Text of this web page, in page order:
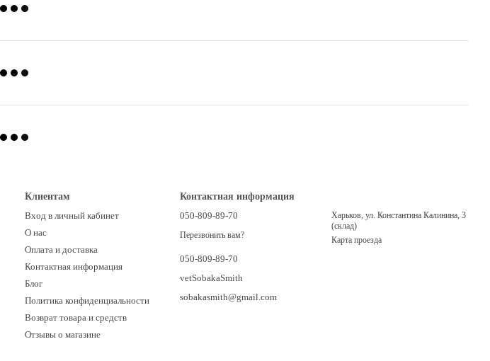
Клиентам
Вход в личный кабинет
О нас
Оплата и доставка
Контактная информация
Блог
Политика конфиденциальности
Возврат товара и средств
Отзывы о магазине
Контактная информация
050-809-89-70
Перезвонить вам?
050-809-89-70
vetSobakaSmith
sobakasmith@gmail.com
Харьков, ул. Константина Калинина, 3
(склад)
Карта проезда